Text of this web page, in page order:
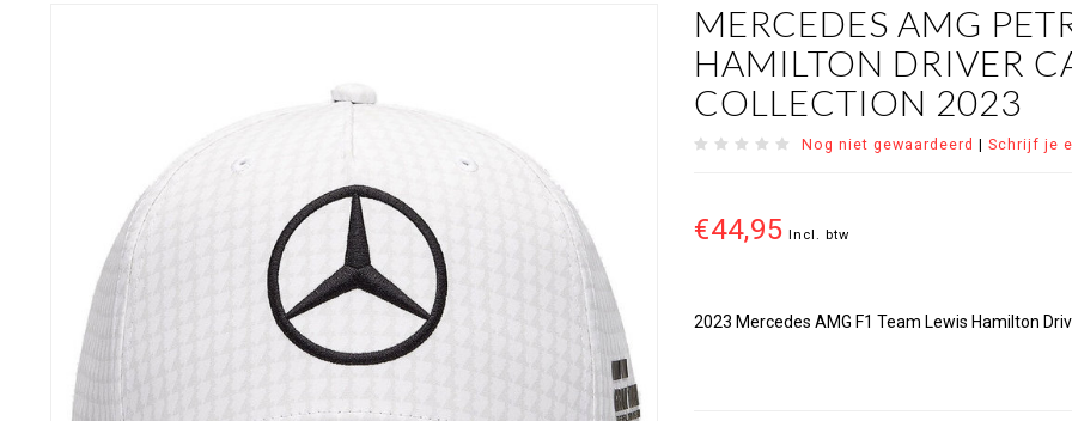
MERCEDES AMG
HAMILTON DRIVER
COLLECTION 2023
Nog niet gewaardeerd | Schrijf je
€44,95 Incl. btw
2023 Mercedes AMG F1 Team Lewis Hamilton